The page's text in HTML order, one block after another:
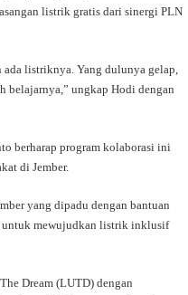
listrik gratis dari sinergi PLN
ada listriknya. Yang dulunya gelap,
belajarnya,” ungkap Hodi dengan
berharap program kolaborasi ini
di Jember.
yang dipadu dengan bantuan
untuk mewujudkan listrik inklusif
Dream (LUTD) dengan